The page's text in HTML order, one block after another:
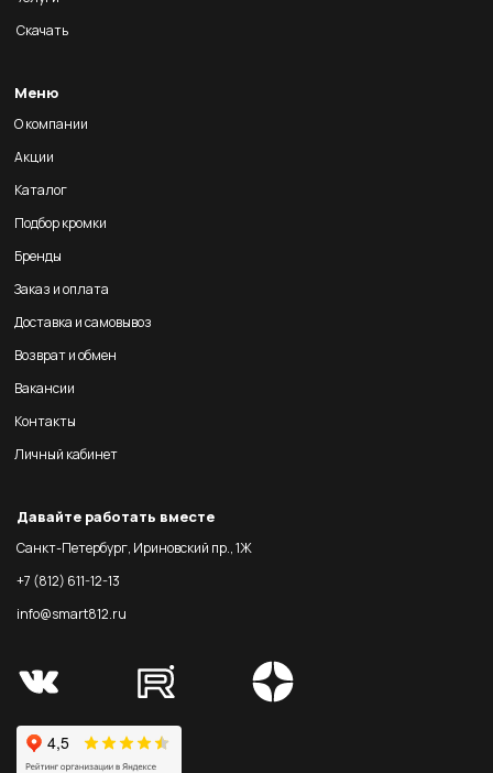
Скачать
Меню
О компании
Акции
Каталог
Подбор кромки
Бренды
Заказ и оплата
Доставка и самовывоз
Возврат и обмен
Вакансии
Контакты
Личный кабинет
Давайте работать вместе
Санкт-Петербург, Ириновский пр., 1Ж
+7 (812) 611-12-13
info@smart812.ru